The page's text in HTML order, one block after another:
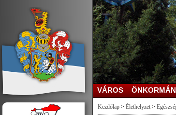
VÁROS
Kezdőlap > Élethelyzet >